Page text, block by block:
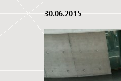
30.06.2015